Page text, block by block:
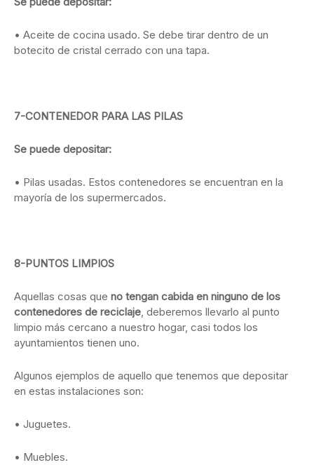
• Aceite de cocina usado. Se debe tirar dentro de un
botecito de cristal cerrado con una tapa.
7-CONTENEDOR PARA LAS PILAS
Se puede depositar:
• Pilas usadas. Estos contenedores se encuentran en la
mayoría de los supermercados.
8-PUNTOS LIMPIOS
Aquellas cosas que no tengan cabida en ninguno de los
contenedores de reciclaje, deberemos llevarlo al punto
limpio más cercano a nuestro hogar, casi todos los
ayuntamientos tienen uno.
Algunos ejemplos de aquello que tenemos que depositar
en estas instalaciones son:
• Juguetes.
• Muebles.